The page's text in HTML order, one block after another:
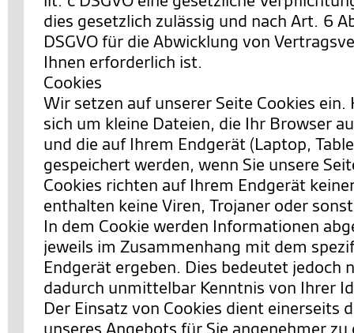
dies gesetzlich zulässig und nach Art. 6
DSGVO für die Abwicklung von
Ihnen erforderlich ist.
Cookies
Wir setzen auf unserer Seite Cookies ein.
sich um kleine Dateien, die Ihr Browser
und die auf Ihrem Endgerät (Laptop,
gespeichert werden, wenn Sie unsere
Cookies richten auf Ihrem Endgerät
enthalten keine Viren, Trojaner oder
In dem Cookie werden Informationen
jeweils im Zusammenhang mit dem
Endgerät ergeben. Dies bedeutet jedoch
dadurch unmittelbar Kenntnis von Ihrer
Der Einsatz von Cookies dient einerseits
unseres Angebots für Sie angenehmer